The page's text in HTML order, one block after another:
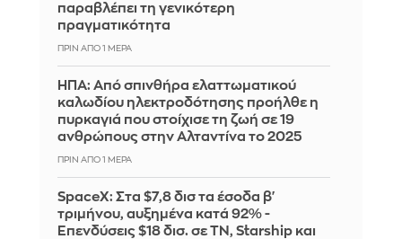
παραβλέπει τη γενικότερη
πραγματικότητα
ΠΡΙΝ ΑΠΌ 1 ΜΈΡΑ
ΗΠΑ: Από σπινθήρα ελαττωματικού
καλωδίου ηλεκτροδότησης προήλθε η
πυρκαγιά που στοίχισε τη ζωή σε 19
ανθρώπους στην Αλταντίνα το 2025
ΠΡΙΝ ΑΠΌ 1 ΜΈΡΑ
SpaceX: Στα $7,8 δισ τα έσοδα β'
τριμήνου, αυξημένα κατά 92% -
Επενδύσεις $18 δισ. σε ΤΝ, Starship και